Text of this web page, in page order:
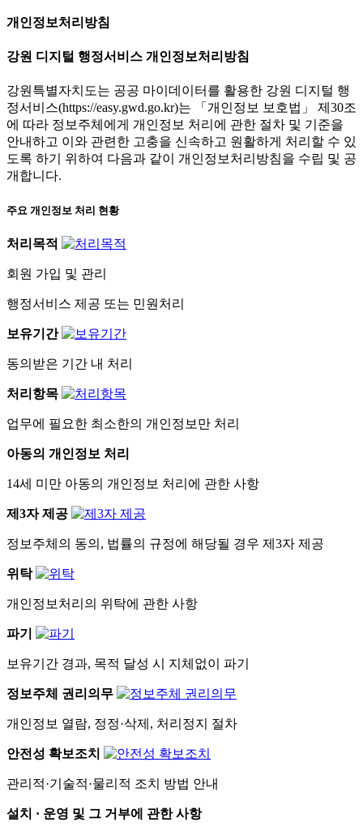
개인정보처리방침
강원 디지털 행정서비스 개인정보처리방침
강원특별자치도는 공공 마이데이터를 활용한 강원 디지털 행
정서비스(https://easy.gwd.go.kr)는 「개인정보 보호법」 제30조
에 따라 정보주체에게 개인정보 처리에 관한 절차 및 기준을
안내하고 이와 관련한 고충을 신속하고 원활하게 처리할 수 있
도록 하기 위하여 다음과 같이 개인정보처리방침을 수립 및 공
개합니다.
주요 개인정보 처리 현황
처리목적
회원 가입 및 관리
행정서비스 제공 또는 민원처리
보유기간
동의받은 기간 내 처리
처리항목
업무에 필요한 최소한의 개인정보만 처리
아동의 개인정보 처리
14세 미만 아동의 개인정보 처리에 관한 사항
제3자 제공
정보주체의 동의, 법률의 규정에 해당될 경우 제3자 제공
위탁
개인정보처리의 위탁에 관한 사항
파기
보유기간 경과, 목적 달성 시 지체없이 파기
정보주체 권리의무
개인정보 열람, 정정·삭제, 처리정지 절차
안전성 확보조치
관리적·기술적·물리적 조치 방법 안내
설치 · 운영 및 그 거부에 관한 사항